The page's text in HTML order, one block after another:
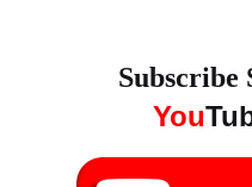
Subscribe
You